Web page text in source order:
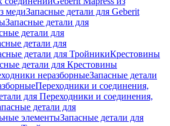
медиЗапасные детали для Geberit
Запасные детали для
детали для
детали для
детали для ТройникиКрестовины
детали для Крестовины
неразборныеЗапасные детали
Переходники и соединения,
для Переходники и соединения,
детали для
элементыЗапасные детали для